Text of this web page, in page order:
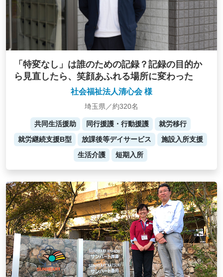
「特変なし」は誰のための記録？記録の目的か
ら見直したら、笑顔あふれる場所に変わった
社会福祉法人清心会 様
埼玉県／約320名
共同生活援助 同行援護・行動援護
就労移行
就労継続支援B型
放課後等デイサービス
施設入所支援
生活介護
短期入所